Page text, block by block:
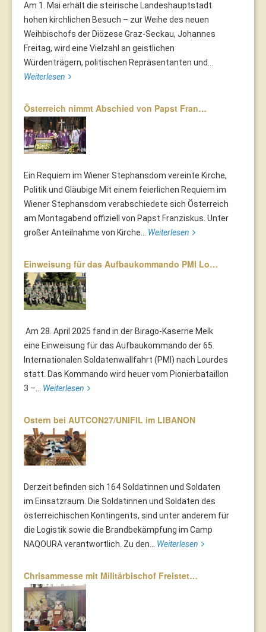
Am 1. Mai erhält die steirische Landeshauptstadt
hohen kirchlichen Besuch – zur Weihe des neuen
Weihbischofs der Diözese Graz-Seckau, Johannes
Freitag, wird eine Vielzahl an geistlichen
Würdenträgern, politischen Repräsentanten und...
Weiterlesen
Österreich nimmt Abschied von Papst Fran…
Ein Requiem im Wiener Stephansdom vereinte Kirche,
Politik und Gläubige Mit einem feierlichen Requiem im
Wiener Stephansdom verabschiedete sich Österreich
am Montagabend offiziell von Papst Franziskus. Unter
großer Anteilnahme von Kirche... Weiterlesen
Einweisung für das Aufbaukommando PMI Lo…
Am 28. April 2025 fand in der Birago-Kaserne Melk
eine Einweisung für das Aufbaukommando der 65.
Internationalen Soldatenwallfahrt (PMI) nach Lourdes
statt. Das Kommando wird heuer vom Pionierbataillon
3 –... Weiterlesen
Ostern bei AUTCON27/UNIFIL im LIBANON
Derzeit befinden sich 164 Soldatinnen und Soldaten
im Einsatzraum. Die Soldatinnen und Soldaten des
österreichischen Kontingents, sind unter anderem für
die Logistik sowie die Brandbekämpfung im Camp
NAQOURA verantwortlich. Zu den... Weiterlesen
Chrisammesse mit Militärbischof Freistet…